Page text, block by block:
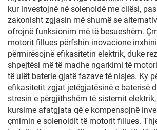
kur investojnë në solenoidë me cilësi,
zakonisht zgjasin më shumë se
ofrojnë funksionim më të besueshëm.
motorit fillues përfshin inovacione
përmirësojnë efikasitetin elektrik, duke
shpejtësi më të madhe ngarkimi të
të ulët baterie gjatë fazave të nisjes. Ky
efikasitetit zgjat jetëgjatësinë e baterisë
stresin e përgjithshëm të sistemit
kursime afatgjata që e kompensojnë
çmimin e solenoidit të motorit fillues.